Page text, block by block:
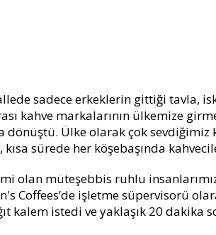
sadece erkeklerin gittiği tavla,
kahve markalarının ülkemize
Ülke olarak çok sevdiğimiz
sürede her köşebaşında
olan müteşebbis ruhlu
Coffees’de işletme süpervisorü
kalem istedi ve yaklaşık 20 dakika